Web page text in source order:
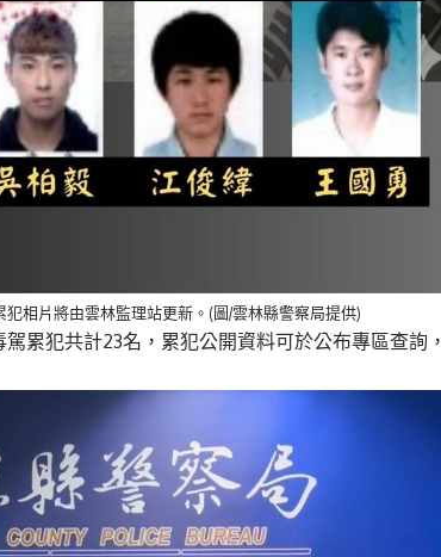
相片將由雲林監理站更新。(圖/雲林縣警察局提供)
駕累犯共計23名，累犯公開資料可於公布專區查詢，